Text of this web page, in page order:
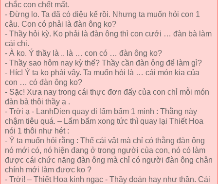
chắc con chết mất.
- Đừng lo. Ta đã có diệu kế rồi. Nhưng ta muốn hỏi con 1
câu. Con có phải là đàn ông ko?
- Thầy hỏi kỳ. Ko phải là đàn ông thì con cưới … đàn bà làm
cái chi.
- À ko. Ý thầy là .. là … con có … đàn ông ko?
- Thầy sao hôm nay kỳ thế? Thầy cần đàn ông để làm gì?
- Híc! Ý ta ko phải vậy. Ta muốn hỏi là … cái món kia của
con … có đàn ông ko?
- Sặc! Xưa nay trong cái thực đơn đấy của con chỉ mỗi món
đàn bà thôi thầy ạ .
- Trời ạ - LanhDien quay đi lẩm bẩm 1 mình : Thằng này
chậm tiêu quá. – Lẩm bẩm xong tức thì quay lại Thiết Hoa
nói 1 thôi như hét :
- Ý ta muốn hỏi rằng : Thế cái vật mà chỉ có thằng đàn ông
nó mới có, nó hiện đang ở trong người của con, nó có làm
được cái chức năng đàn ông mà chỉ có người đàn ông chân
chính mới làm được ko ?
- Trời! – Thiết Hoa kinh ngạc - Thầy đoán hay như thần. Cái